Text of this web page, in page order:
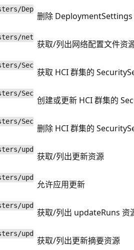
Dep
删除 DeploymentSettings
net
获取/列出网络配置文件资
Sec
获取 HCI 群集的
Sec
创建或更新 HCI 群集的
Sec
删除 HCI 群集的
upd
获取/列出更新资源
upd
允许应用更新
upd
获取/列出 updateRuns 资
upd
获取/列出更新摘要资源